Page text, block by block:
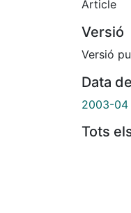
Article
Versió
Versió
Data
2003-04
Tots